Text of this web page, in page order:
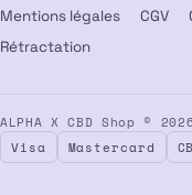
Mentions légales CGV
Rétractation
ALPHA X CBD Shop ©
Visa
Mastercard CB